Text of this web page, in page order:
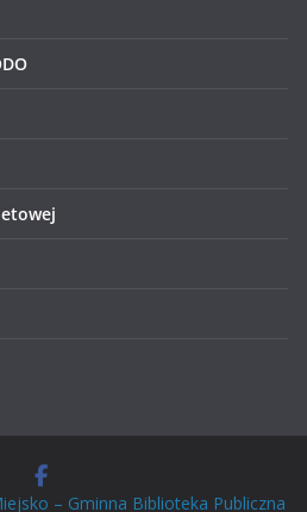
– Gminna Biblioteka Publiczna